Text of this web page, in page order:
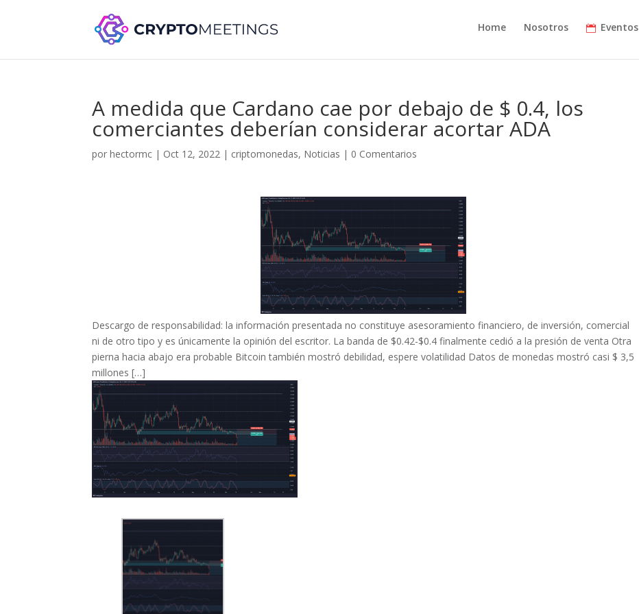
Home Nosotros Eventos
A medida que Cardano cae por debajo de $ 0.4, los
comerciantes deberían considerar acortar ADA
porhectormc | Oct 12, 2022 | criptomonedas, Noticias | 0 Comentarios
Descargo de responsabilidad: la información presentada no constituye asesoramiento financiero, de inversión, comercial
ni de otro tipo y es únicamente la opinión del escritor. La banda de $0.42-$0.4 finalmente cedió a la presión de venta Otra
pierna hacia abajo era probable Bitcoin también mostró debilidad, espere volatilidad Datos de monedas mostró casi $ 3,5
millones […]